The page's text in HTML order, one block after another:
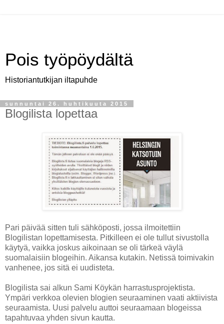
Pois työpöydältä
Historiantutkijan iltapuhde
sunnuntai 26. huhtikuuta 2015
Blogilista lopettaa
Pari päivää sitten tuli sähköposti, jossa ilmoitettiin
Blogilistan lopettamisesta. Pitkilleen ei ole tullut sivustolla
käytyä, vaikka joskus aikoinaan se oli tärkeä väylä
suomalaisiin blogeihin. Aikansa kutakin. Netissä toimivakin
vanhenee, jos sitä ei uudisteta.
Blogilista sai alkun Sami Köykän harrastusprojektista.
Ympäri verkkoa olevien blogien seuraaminen vaati aktiivista
seuraamista. Uusi palvelu auttoi seuraamaan blogeissa
tapahtuvaa yhden sivun kautta.